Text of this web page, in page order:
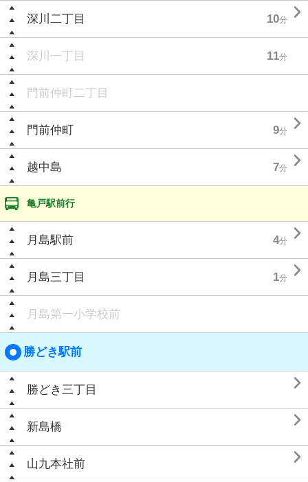
深川二丁目 10分 
深川一丁目 11分
門前仲町二丁目
門前仲町 9分 
越中島 7分 
亀戸駅前行
月島駅前 4分 
月島三丁目 1分 
月島第一小学校前
勝どき駅前
勝どき三丁目 
新島橋 
山九本社前 